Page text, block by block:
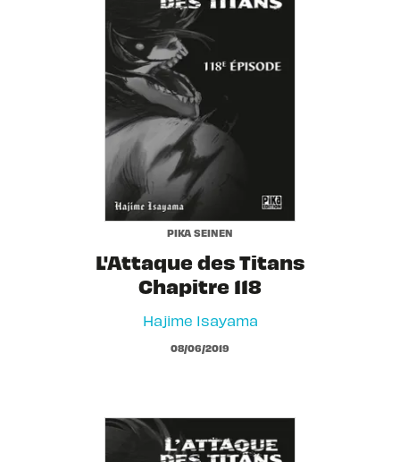
PIKA SEINEN
L'Attaque des Titans
Chapitre 118
Hajime Isayama
08/06/2019